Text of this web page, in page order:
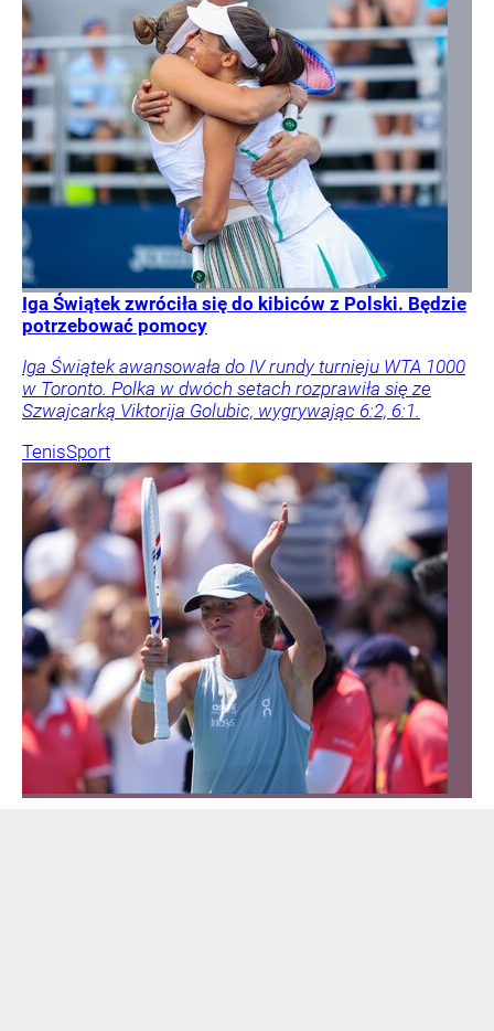
Iga Świątek zwróciła się do kibiców z Polski. Będzie
potrzebować pomocy
Iga Świątek awansowała do IV rundy turnieju WTA 1000
w Toronto. Polka w dwóch setach rozprawiła się ze
Szwajcarką Viktorija Golubic, wygrywając 6:2, 6:1.
TenisSport